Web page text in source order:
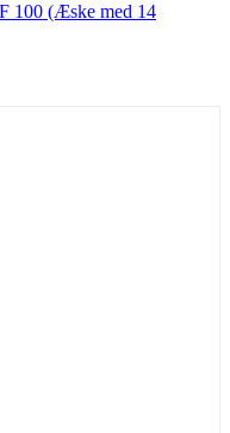
100 (Æske med 14